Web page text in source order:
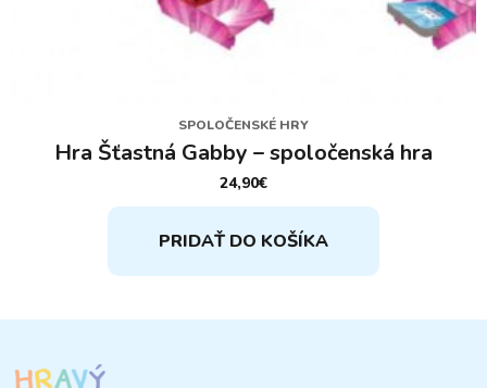
SPOLOČENSKÉ HRY
Hra Šťastná Gabby – spoločenská hra
24,90€
PRIDAŤ DO KOŠÍKA